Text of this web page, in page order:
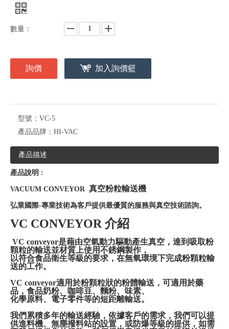
數量：
詢價 加入詢價籃
型號： VC-5
產品品牌： HI-VAC
產品描述
產品說明 :
VACUUM CONVEYOR 真空粉粒輸送機
弘業國際-專業技術為客戶提供最優質的服務與真空技術諮詢。
VC CONVEYOR 介紹
VC conveyor是藉由空氣動力驅動產生真空，達到吸取粉
顆粒的輸送並材質上使用不銹鋼製作，
以符合食品衛生等級的要求，在無氧環境下完成粉顆粒輸
送的工作。
VC conveyor適用於粉顆粒狀的粉體輸送，可適用於藥
品，食品奶粉、咖啡豆、麵粉、味素、
化學原料、電子零件等的短距離輸送。
我們累積多年的輸送經驗，依據客戶的需求，我們可以提
供進料機、無塵撥料站的設置，或防爆等級的提供，如需